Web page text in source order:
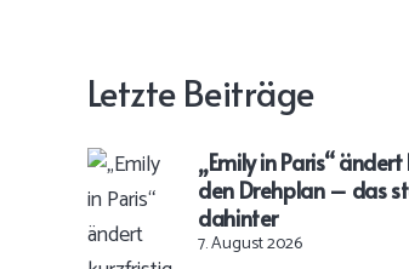
Letzte Beiträge
„Emily in Paris“
den Drehplan – das
dahinter
7. August 2026